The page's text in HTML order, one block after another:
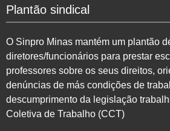
Plantão sindical
O Sinpro Minas mantém um plantão
diretores/funcionários para prestar
professores sobre os seus direitos,
denúncias de más condições de
descumprimento da legislação
Coletiva de Trabalho (CCT)